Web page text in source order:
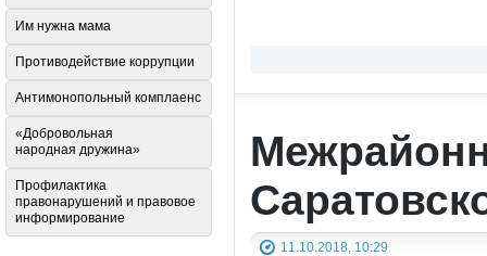
11.10.2018, 10:29
Им нужна мама
Противодействие коррупции
Антимонопольный комплаенс
«Добровольная
народная дружина»
Профилактика
правонарушений и правовое
информирование